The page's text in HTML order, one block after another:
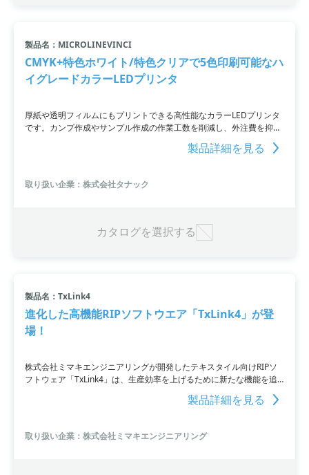
製品名：MICROLINEVINCI
CMYK+特色ホワイト/特色クリアで5色印刷可能なハ
イグレードカラーLEDプリンタ
厚紙や透明フィルムにもプリントできる高性能なカラーLEDプリンタ
です。カンプ作成やサンプル作成の作業工数を削減し、外注費を抑制
可能。様々な用紙に出力可能で、カンプの表現力、説得力を向上させ
ます。特色ホワイト/特色クリアの追加色で、無限のイメージを表現す
問い合わせください。
製品詳細を見る
取り扱い企業：株式会社タナック
カタログを選択する
製品名：TxLink4
進化した高機能RIPソフトウエア「TxLink4」が登
場！
株式会社ミマキエンジニアリングが開発したテキスタイル向けRIPソ
フトウェア「TxLink4」は、生産効率を上げるために新たな機能を追
加しました。並列RIP機能により複数のデータを同時に処理し、作業
効率を向上させることができます。また、バリアブルプリント機能に
応フォーマットの拡充やPDF透明効果への対応、操作性の向上など、
機能改善も施されています。
製品詳細を見る
取り扱い企業：株式会社ミマキエンジニアリング